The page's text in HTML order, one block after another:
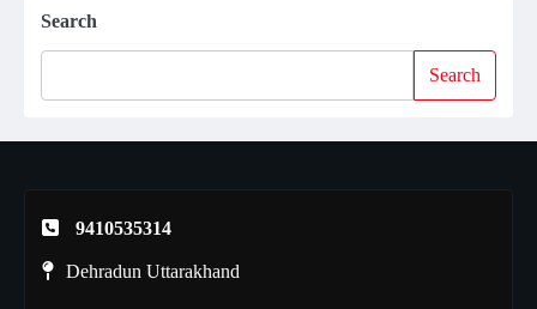
Search
Search
9410535314
Dehradun Uttarakhand